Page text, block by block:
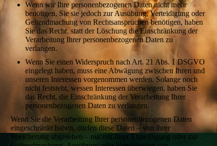
Wenn wir Ihre personenbezogenen Daten nicht mehr
benötigen, Sie sie jedoch zur Ausübung, Verteidigung oder
Geltendmachung von Rechtsansprüchen benötigen, haben
Sie das Recht, statt der Löschung die Einschränkung der
Verarbeitung Ihrer personenbezogenen Daten zu
verlangen.
Wenn Sie einen Widerspruch nach Art. 21 Abs. 1 DSGVO
eingelegt haben, muss eine Abwägung zwischen Ihren und
unseren Interessen vorgenommen werden. Solange noch
nicht feststeht, wessen Interessen überwiegen, haben Sie
das Recht, die Einschränkung der Verarbeitung Ihrer
personenbezogenen Daten zu verlangen.
Wenn Sie die Verarbeitung Ihrer personenbezogenen Daten
eingeschränkt haben, dürfen diese Daten – von ihrer
Speicherung abgesehen – nur mit Ihrer Einwilligung oder zur